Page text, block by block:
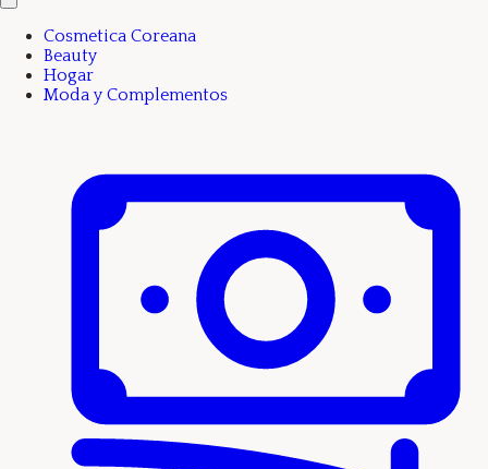
Cosmetica Coreana
Beauty
Hogar
Moda y Complementos